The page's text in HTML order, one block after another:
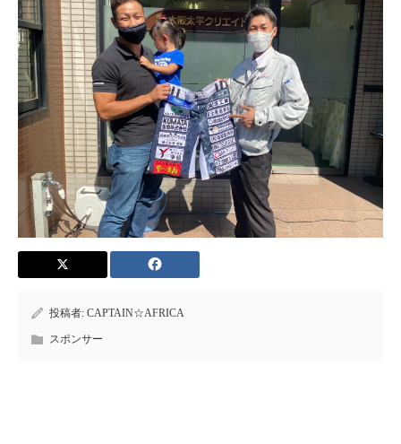
投稿者: CAPTAIN☆AFRICA
スポンサー